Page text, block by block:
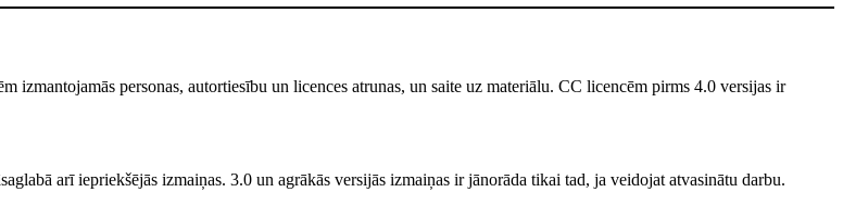
izmantojamās personas, autortiesību un licences atrunas, un saite uz materiālu. CC licencēm pirms 4.0 versijas ir
arī iepriekšējās izmaiņas. 3.0 un agrākās versijās izmaiņas ir jānorāda tikai tad, ja veidojat atvasinātu darbu.